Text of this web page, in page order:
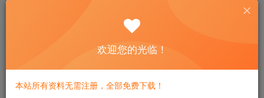
系统兼容性问题、安装包损坏、权限不足或与其他软件的冲
突等。本文将详细探讨解决AE安装包无法安装的常见问题，
们将从检查系统要求、修复安装包以及调整系统设置三个方
面入手，提供具体的解决步骤和建议，确保用户能够高效地
解决安装问题。
欢迎您的光临！
本站所有资料无需注册，全部免费下载！